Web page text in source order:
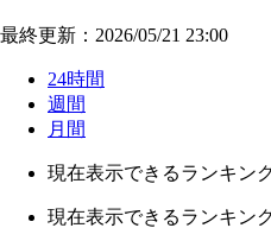
最終更新：2026/05/21 23:00
24時間
週間
月間
現在表示できるランキン
現在表示できるランキン